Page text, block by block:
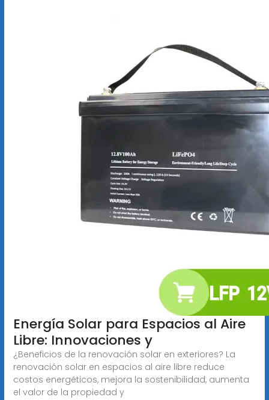
Energía Solar para Espacios al Aire
Libre: Innovaciones y
¿Beneficios de la renovación solar en exteriores? La
renovación solar en espacios al aire libre reduce
costos energéticos, mejora la sostenibilidad, aumenta
el valor de la propiedad y